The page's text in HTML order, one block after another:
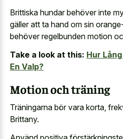
Brittiska hundar behöver inte
gäller att ta hand om sin
behöver regelbunden motion
Take a look at this: Hur
En Valp?
Motion och träning
Träningarna bör vara korta,
Brittany.